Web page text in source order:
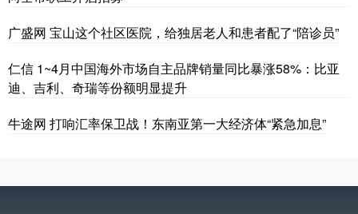
广盛网 宝山这个社区医院，给独居老人和患者配了“陪诊员”
仁信 1~4月中国海外市场自主品牌销量同比暴涨58%：比亚
迪、吉利、奇瑞等份额明显提升
牛途网 打响汇率保卫战！东南亚第一大经济体“紧急加息”